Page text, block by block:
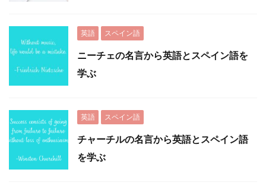
英語 スペイン語
ニーチェの名言から英語とスペイン語を
学ぶ
英語 スペイン語
チャーチルの名言から英語とスペイン語
を学ぶ